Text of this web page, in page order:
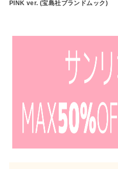
PINK ver. (宝島社ブランドムック)